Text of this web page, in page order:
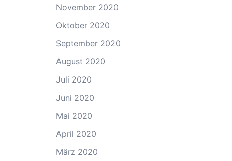
November 2020
Oktober 2020
September 2020
August 2020
Juli 2020
Juni 2020
Mai 2020
April 2020
März 2020